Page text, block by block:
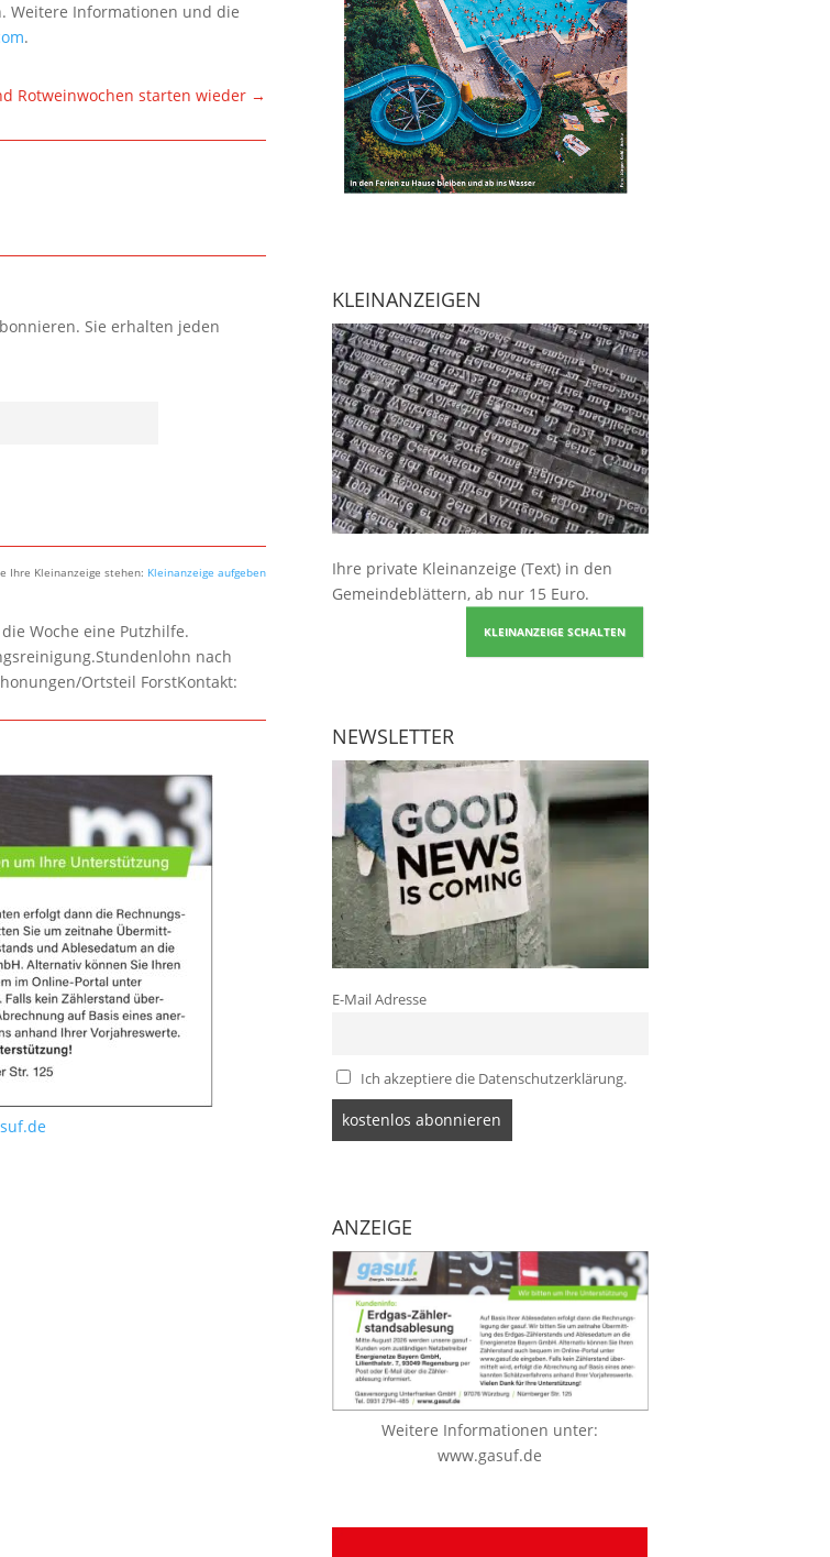
Weitere Informationen und die
.
Rotweinwochen starten wieder →
Sie erhalten jeden
Ihre Kleinanzeige stehen: Kleinanzeige aufgeben
Woche eine Putzhilfe.
nach
Ortsteil ForstKontakt:
KLEINANZEIGEN
Ihre private Kleinanzeige (Text) in den
Gemeindeblättern, ab nur 15 Euro.
KLEINANZEIGE SCHALTEN
NEWSLETTER
E-Mail Adresse
Ich akzeptiere die Datenschutzerklärung.
ANZEIGE
Weitere Informationen unter:
www.gasuf.de